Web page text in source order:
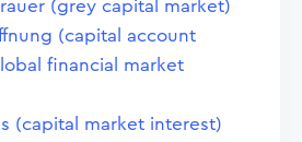
(grey capital market)
(capital account
financial market
(capital market interest)